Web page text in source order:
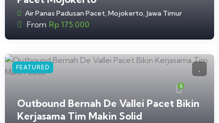
Air Panas Padusan Pacet, Mojokerto, Jawa Timur
From Rp 175.000
FEATURED
6
Outbound Bernah De Vallei Pacet Bikin
Kerjasama Tim Makin Solid